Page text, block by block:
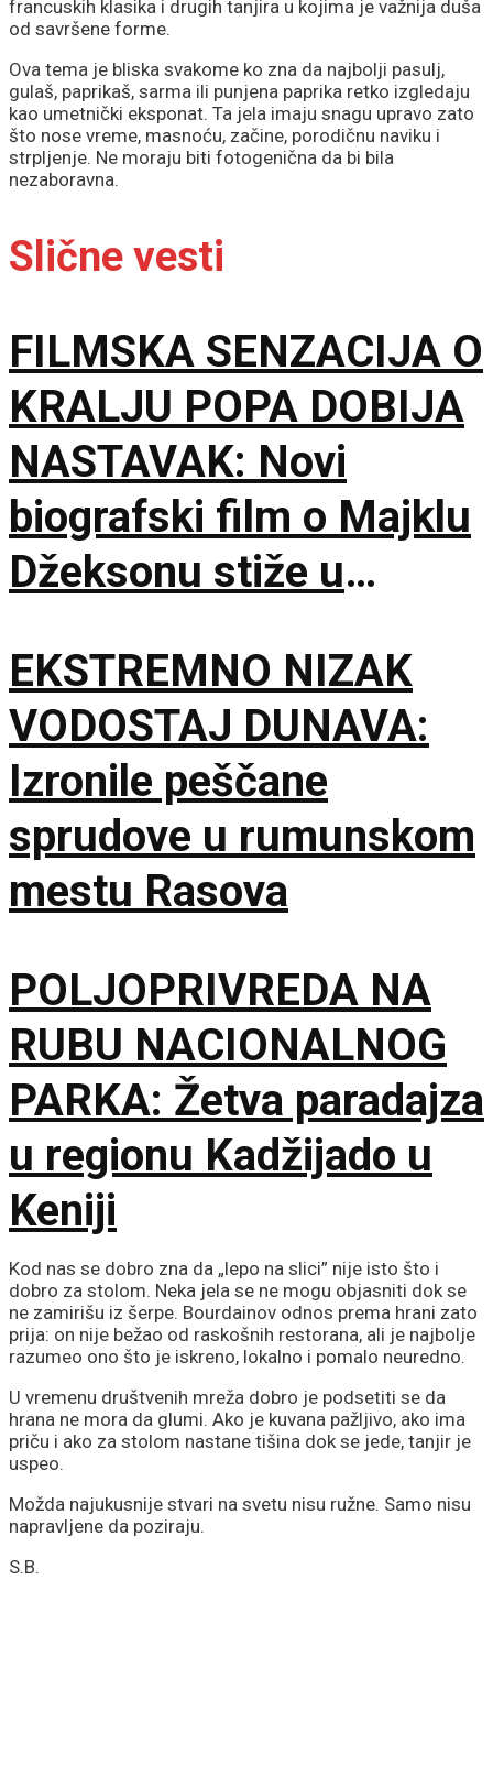
francuskih klasika i drugih tanjira u kojima je važnija duša
od savršene forme.
Ova tema je bliska svakome ko zna da najbolji pasulj,
gulaš, paprikaš, sarma ili punjena paprika retko izgledaju
kao umetnički eksponat. Ta jela imaju snagu upravo zato
što nose vreme, masnoću, začine, porodičnu naviku i
strpljenje. Ne moraju biti fotogenična da bi bila
nezaboravna.
Slične vesti
FILMSKA SENZACIJA O
KRALJU POPA DOBIJA
NASTAVAK: Novi
biografski film o Majklu
Džeksonu stiže u
EKSTREMNO NIZAK
VODOSTAJ DUNAVA:
Izronile peščane
sprudove u rumunskom
mestu Rasova
POLJOPRIVREDA NA
RUBU NACIONALNOG
PARKA: Žetva paradajza
u regionu Kadžijado u
Keniji
Kod nas se dobro zna da „lepo na slici” nije isto što i
dobro za stolom. Neka jela se ne mogu objasniti dok se
ne zamirišu iz šerpe. Bourdainov odnos prema hrani zato
prija: on nije bežao od raskošnih restorana, ali je najbolje
razumeo ono što je iskreno, lokalno i pomalo neuredno.
U vremenu društvenih mreža dobro je podsetiti se da
hrana ne mora da glumi. Ako je kuvana pažljivo, ako ima
priču i ako za stolom nastane tišina dok se jede, tanjir je
uspeo.
Možda najukusnije stvari na svetu nisu ružne. Samo nisu
napravljene da poziraju.
S.B.